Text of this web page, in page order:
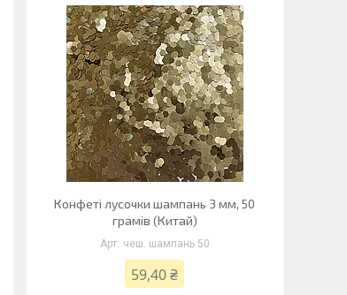
Конфеті лусочки шампань 3 мм, 50
грамів (Китай)
чеш. шампань 50
59,40 ₴